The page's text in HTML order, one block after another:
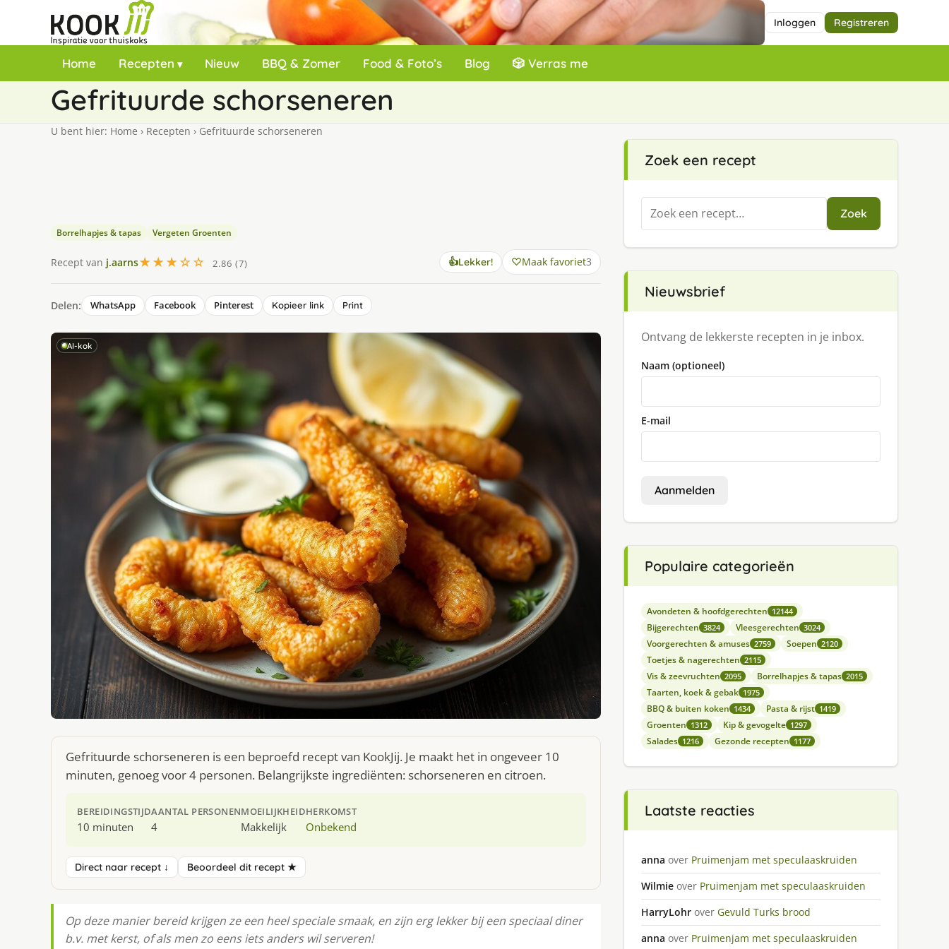
Inloggen Registreren
Home Recepten Nieuw BBQ & Zomer Food & Foto’s Blog 🎲 Verras me
Gefrituurde schorseneren
U bent hier: Home › Recepten › Gefrituurde schorseneren
Borrelhapjes & tapas Vergeten Groenten
Recept van j.aarns★★★☆☆ 2.86 (7) 👍Lekker! Maak favoriet3
Delen: WhatsApp Facebook Pinterest Kopieer link Print
AI-kok
Gefrituurde schorseneren is een beproefd recept van KookJij. Je maakt het in ongeveer 10
minuten, genoeg voor 4 personen. Belangrijkste ingrediënten: schorseneren en citroen.
BEREIDINGSTIJD
10 minuten
AANTAL PERSONEN
4
MOEILIJKHEID
Makkelijk
HERKOMST
Onbekend
Direct naar recept ↓ Beoordeel dit recept ★
Op deze manier bereid krijgen ze een heel speciale smaak, en zijn erg lekker bij een speciaal diner
b.v. met kerst, of als men zo eens iets anders wil serveren!
Zoek een recept
Zoeken
naar:
Zoek
Nieuwsbrief
Ontvang de lekkerste recepten in je inbox.
Naam (optioneel)
E-mail
Aanmelden
Populaire categorieën
Avondeten & hoofdgerechten 12144
Bijgerechten 3824 Vleesgerechten 3024
Voorgerechten & amuses 2759 Soepen 2120
Toetjes & nagerechten 2115
Vis & zeevruchten 2095 Borrelhapjes & tapas 2015
Taarten, koek & gebak 1975
BBQ & buiten koken 1434 Pasta & rijst 1419
Groenten 1312 Kip & gevogelte 1297
Salades 1216 Gezonde recepten 1177
Laatste reacties
anna over Pruimenjam met speculaaskruiden
Wilmie over Pruimenjam met speculaaskruiden
HarryLohr over Gevuld Turks brood
anna over Pruimenjam met speculaaskruiden